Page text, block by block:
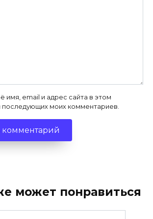
имя, email и адрес сайта в этом
последующих моих комментариев.
может понравиться